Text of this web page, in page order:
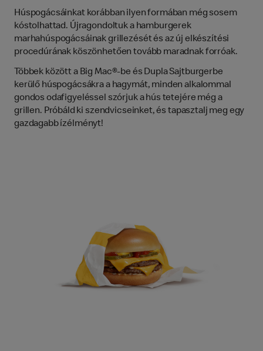
Húspogácsáinkat korábban ilyen formában még sosem
kóstolhattad. Újragondoltuk a hamburgerek
marhahúspogácsáinak grillezését és az új elkészítési
procedúrának köszönhetően tovább maradnak forróak.
Többek között a Big Mac®-be és Dupla Sajtburgerbe
kerülő húspogácsákra a hagymát, minden alkalommal
gondos odafigyeléssel szórjuk a hús tetejére még a
grillen. Próbáld ki szendvicseinket, és tapasztalj meg egy
gazdagabb ízélményt!